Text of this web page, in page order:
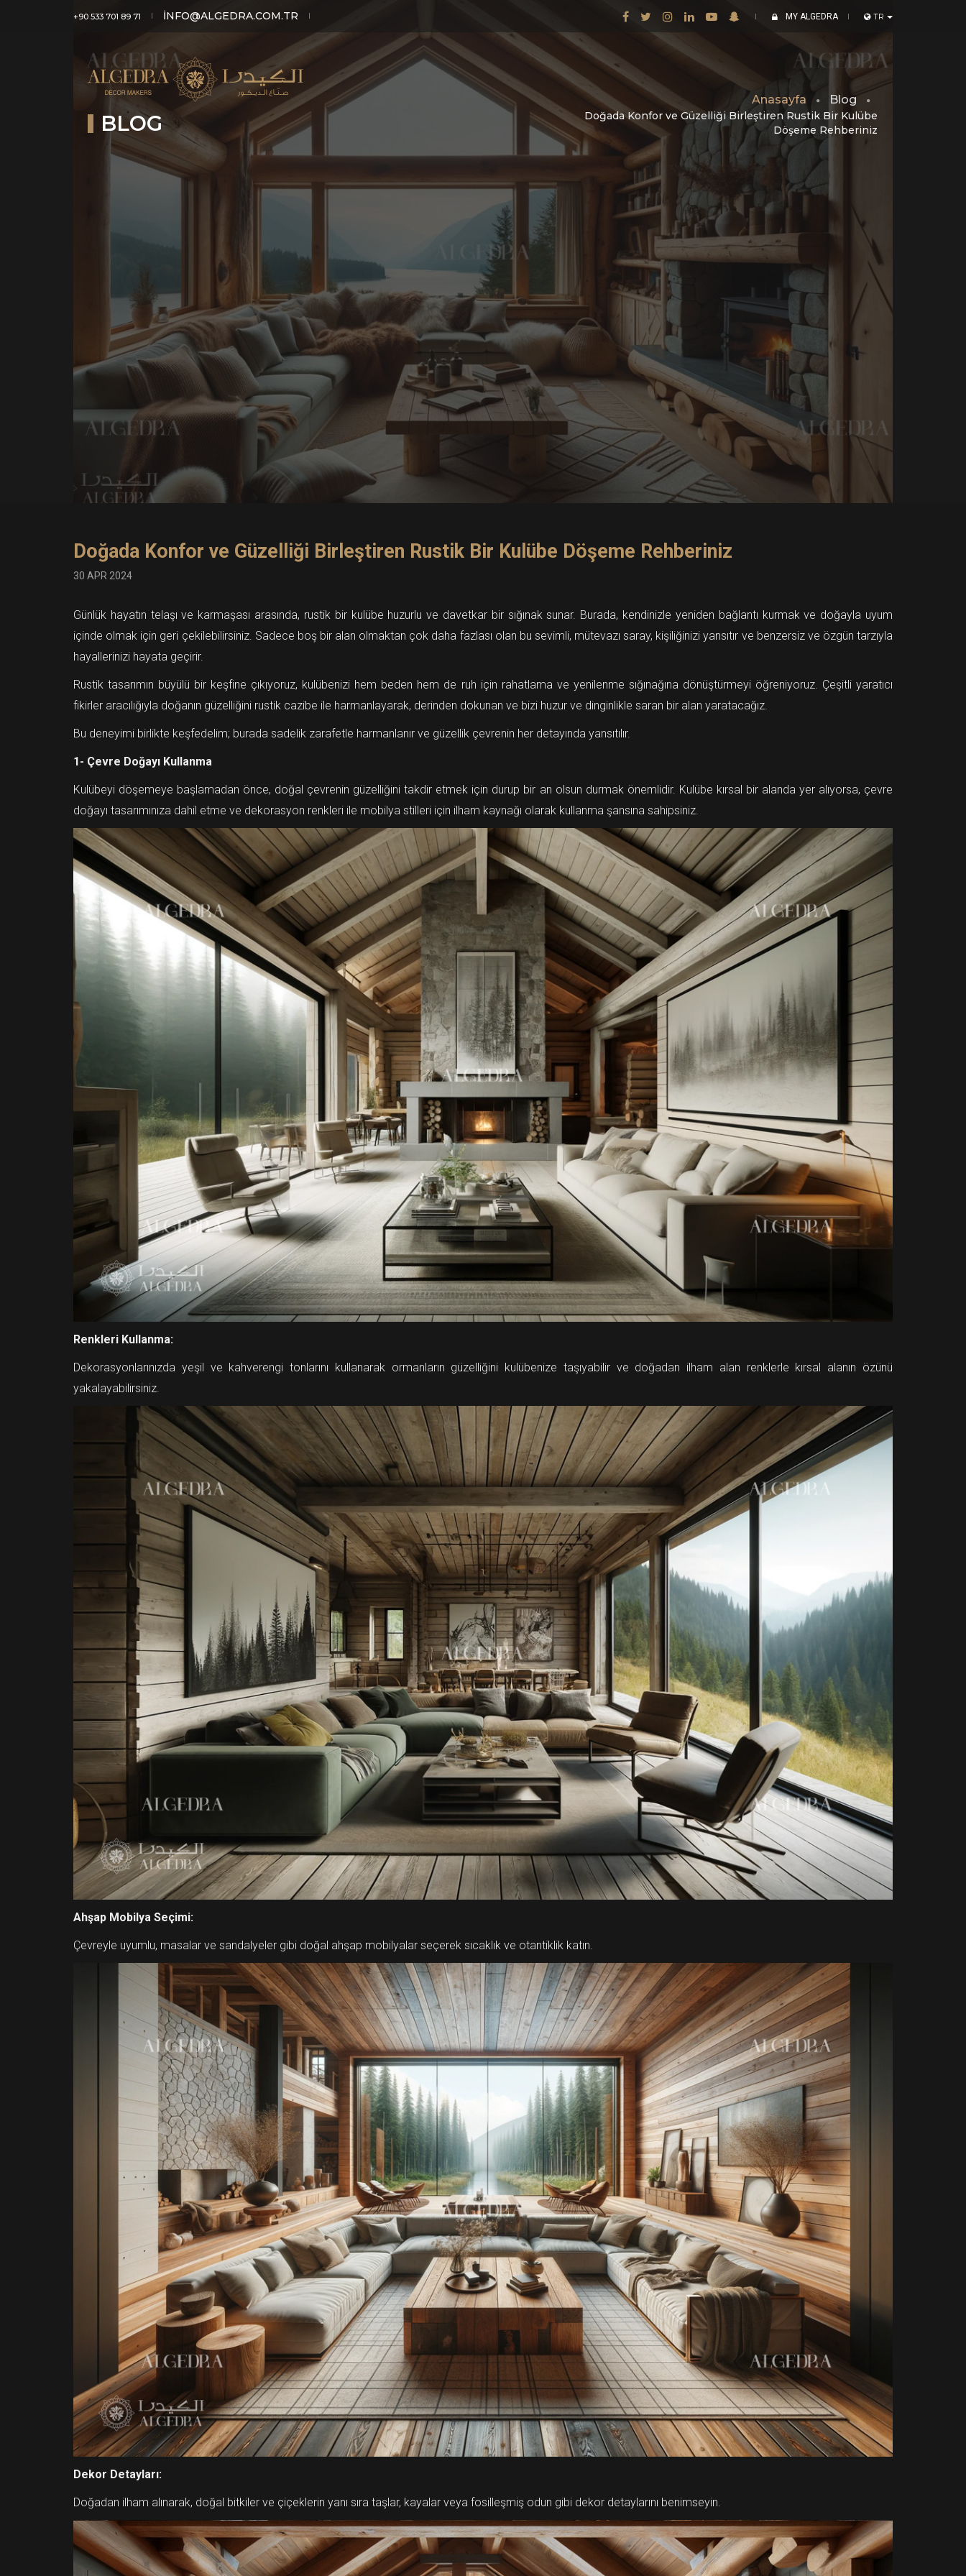
+90 533 701 89 71 INFO@ALGEDRA.COM.TR MY ALGEDRA TR
BLOG
Anasayfa Blog
Doğada Konfor ve Güzelliği Birleştiren Rustik Bir Kulübe
Döşeme Rehberiniz
Doğada Konfor ve Güzelliği Birleştiren Rustik Bir Kulübe Döşeme Rehberiniz
30 APR 2024
Günlük hayatın telaşı ve karmaşası arasında, rustik bir kulübe huzurlu ve davetkar bir sığınak sunar. Burada, kendinizle yeniden bağlantı kurmak ve doğayla uyum
içinde olmak için geri çekilebilirsiniz. Sadece boş bir alan olmaktan çok daha fazlası olan bu sevimli, mütevazı saray, kişiliğinizi yansıtır ve benzersiz ve özgün tarzıyla
hayallerinizi hayata geçirir.
Rustik tasarımın büyülü bir keşfine çıkıyoruz, kulübenizi hem beden hem de ruh için rahatlama ve yenilenme sığınağına dönüştürmeyi öğreniyoruz. Çeşitli yaratıcı
fikirler aracılığıyla doğanın güzelliğini rustik cazibe ile harmanlayarak, derinden dokunan ve bizi huzur ve dinginlikle saran bir alan yaratacağız.
Bu deneyimi birlikte keşfedelim; burada sadelik zarafetle harmanlanır ve güzellik çevrenin her detayında yansıtılır.
1- Çevre Doğayı Kullanma
Kulübeyi döşemeye başlamadan önce, doğal çevrenin güzelliğini takdir etmek için durup bir an olsun durmak önemlidir. Kulübe kırsal bir alanda yer alıyorsa, çevre
doğayı tasarımınıza dahil etme ve dekorasyon renkleri ile mobilya stilleri için ilham kaynağı olarak kullanma şansına sahipsiniz.
Renkleri Kullanma:
Dekorasyonlarınızda yeşil ve kahverengi tonlarını kullanarak ormanların güzelliğini kulübenize taşıyabilir ve doğadan ilham alan renklerle kırsal alanın özünü
yakalayabilirsiniz.
Ahşap Mobilya Seçimi:
Çevreyle uyumlu, masalar ve sandalyeler gibi doğal ahşap mobilyalar seçerek sıcaklık ve otantiklik katın.
Dekor Detayları:
Doğadan ilham alınarak, doğal bitkiler ve çiçeklerin yanı sıra taşlar, kayalar veya fosilleşmiş odun gibi dekor detaylarını benimseyin.